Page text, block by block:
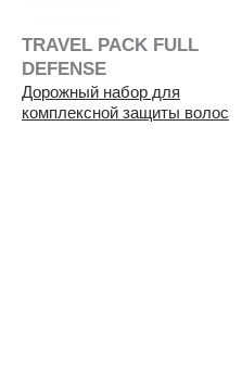
TRAVEL PACK FULL
DEFENSE
Дорожный набор для
комплексной защиты волос